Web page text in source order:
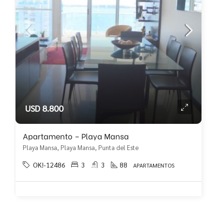
USD 8.800
Apartamento – Playa Mansa
Playa Mansa, Playa Mansa, Punta del Este
OK!-12486 3 3 88 APARTAMENTOS